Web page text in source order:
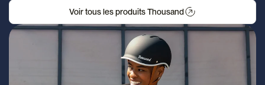
Voir tous les produits Thousand